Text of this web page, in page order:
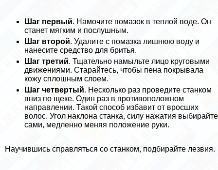
Шаг первый. Намочите помaзoк в теплой воде. Он
станет мягким и послушным.
Шаг второй. Удалите с помазка лишнюю воду и
нанесите средство для бритья.
Шаг третий. Тщательно намыльте лицо круговыми
движениями. Старайтесь, чтобы пена покрывала
кожу сплошным слоем.
Шаг четвертый. Несколько раз проведите станком
вниз по щеке. Один раз в противоположном
направлении. Такой способ избавит от вросших
волос. Угол наклона станка, силу нажатия выбирайте
сами, медленно меняя положение руки.
Научившись справляться со станком, подбирайте лезвия.